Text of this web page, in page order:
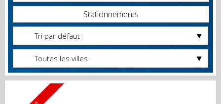
Stationnements
Tri par défaut
Toutes les villes